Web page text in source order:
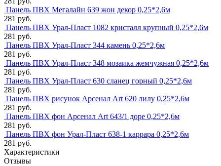
Панель ПВХ Мегалайн 639 жон декор 0,25*2,6м
281 руб.
Панель ПВХ Урал-Пласт 1082 кристалл крупный 0,25*2,6м
281 руб.
Панель ПВХ Урал-Пласт 344 камень 0,25*2,6м
281 руб.
Панель ПВХ Урал-Пласт 348 мозаика жемчужная 0,25*2,6м
281 руб.
Панель ПВХ Урал-Пласт 630 сланец горный 0,25*2,6м
281 руб.
Панель ПВХ рисунок Арсенал Art 620 лилу 0,25*2,6м
281 руб.
Панель ПВХ фон Арсенал Art 643/1 доре 0,25*2,6м
281 руб.
Панель ПВХ фон Урал-Пласт 638-1 каррара 0,25*2,6м
281 руб.
Характеристики
Отзывы